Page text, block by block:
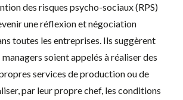
des risques psycho-sociaux (RPS)
une réflexion et négociation
toutes les entreprises. Ils suggèrent
soient appelés à réaliser des
services de production ou de
par leur propre chef, les conditions